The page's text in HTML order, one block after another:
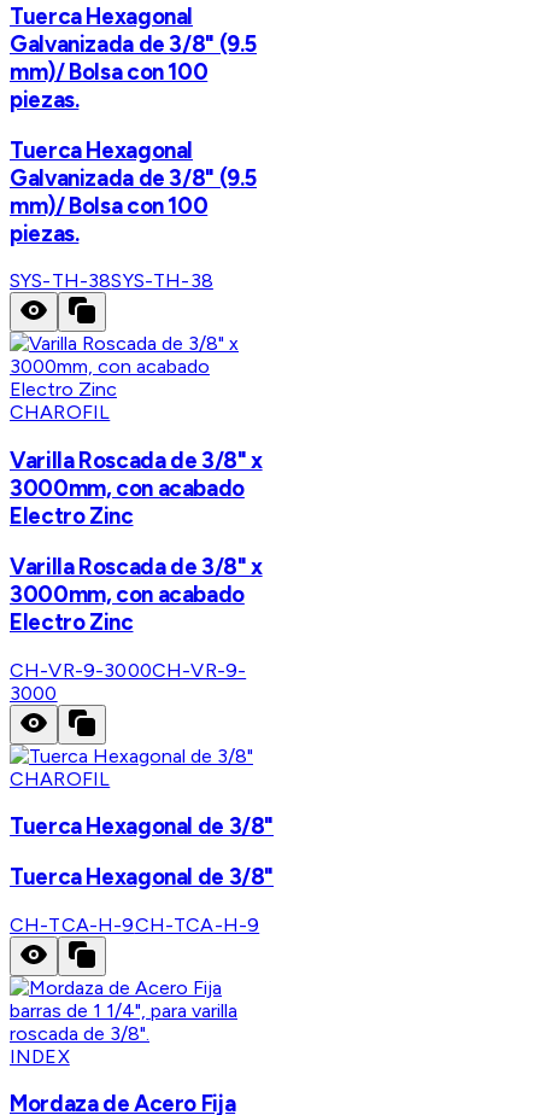
Tuerca Hexagonal
Galvanizada de 3/8" (9.5
mm)/ Bolsa con 100
piezas.
Tuerca Hexagonal
Galvanizada de 3/8" (9.5
mm)/ Bolsa con 100
piezas.
SYS-TH-38SYS-TH-38
CHAROFIL
Varilla Roscada de 3/8" x
3000mm, con acabado
Electro Zinc
Varilla Roscada de 3/8" x
3000mm, con acabado
Electro Zinc
CH-VR-9-3000CH-VR-9-
3000
CHAROFIL
Tuerca Hexagonal de 3/8"
Tuerca Hexagonal de 3/8"
CH-TCA-H-9CH-TCA-H-9
INDEX
Mordaza de Acero Fija